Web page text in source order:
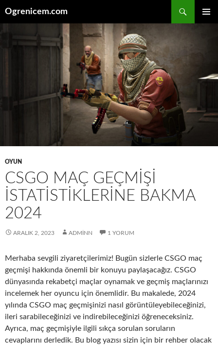
Ogrenicem.com
OYUN
CSGO MAÇ GEÇMIŞI
İSTATISTIKLERINE BAKMA
2024
ARALIK 2, 2023 ADMINN 1 YORUM
Merhaba sevgili ziyaretçilerimiz! Bugün sizlerle CSGO maç
geçmişi hakkında önemli bir konuyu paylaşacağız. CSGO
dünyasında rekabetçi maçlar oynamak ve geçmiş maçlarınızı
incelemek her oyuncu için önemlidir. Bu makalede, 2024
yılında CSGO maç geçmişinizi nasıl görüntüleyebileceğinizi,
ileri sarabileceğinizi ve indirebileceğinizi öğreneceksiniz.
Ayrıca, maç geçmişiyle ilgili sıkça sorulan soruların
cevaplarını derledik. Bu blog yazısı sizin için bir rehber olacak